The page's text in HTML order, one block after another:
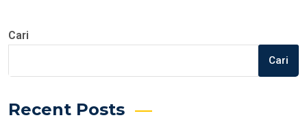
Cari
Cari
Recent Posts